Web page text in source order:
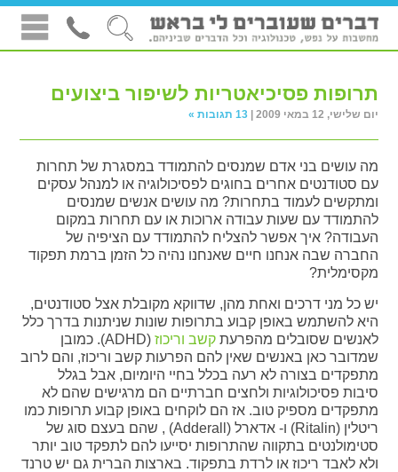
תרופות פסיכיאטריות לשיפור ביצועים
יום שלישי, 12 במאי 2009 | 13 תגובות »
מה עושים בני אדם שמנסים להתמודד במסגרת של תחרות
עם סטודנטים אחרים בחוגים לפסיכולוגיה או למנהל עסקים
ומתקשים לעמוד בתחרות? מה עושים אנשים שמנסים
להתמודד עם שעות עבודה ארוכות או עם תחרות במקום
העבודה? איך אפשר להצליח להתמודד עם הציפיה של
החברה שבה אנחנו חיים שאנחנו נהיה כל הזמן ברמת תפקוד
מקסימלית?
יש כל מני דרכים ואחת מהן, שדווקא מקובלת אצל סטודנטים,
היא להשתמש באופן קבוע בתרופות שונות שניתנות בדרך כלל
לאנשים שסובלים מהפרעתקשב וריכוז
(ADHD). כמובן
שמדובר כאן באנשים שאין להם הפרעות קשב וריכוז, והם לרוב
מתפקדים בצורה לא רעה בכלל בחיי היומיום, אבל בגלל
סיבות פסיכולוגיות ולחצים חברתיים הם מרגישים שהם לא
מתפקדים מספיק טוב. אז הם לוקחים באופן קבוע תרופות כמו
ריטלין (Ritalin) ו- אדארל (Adderall) , שהם בעצם סוג של
סטימולנטים בתקווה שהתרופות יסייעו להם לתפקד טוב יותר
ולא לאבד ריכוז או לרדת בתפקוד. בארצות הברית גם יש טרנד